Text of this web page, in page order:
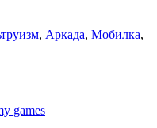
, Аркада, Мобилка,
games